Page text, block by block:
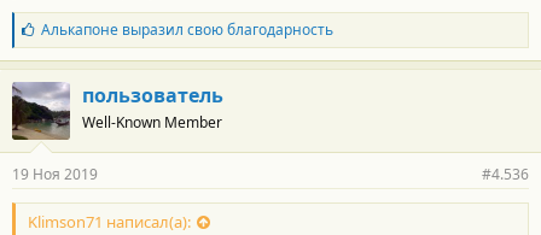
Б
л
а
г
о
д
а
н
о
с
Алькапоневыразил свою благодарность
пользователь
Well-Known Member
19 Ноя 2019 #4.536
Klimson71 написал(а):